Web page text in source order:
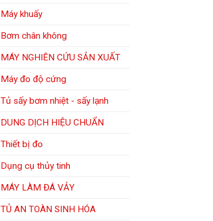
Máy khuấy
Bơm chân không
MÁY NGHIÊN CỨU SẢN XUẤT
Máy đo độ cứng
Tủ sấy bơm nhiệt - sấy lạnh
DUNG DỊCH HIỆU CHUẨN
Thiết bị đo
Dụng cụ thủy tinh
MÁY LÀM ĐÁ VẢY
TỦ AN TOÀN SINH HÓA